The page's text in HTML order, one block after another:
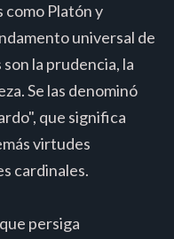
Platón y
universal de
la prudencia, la
Se las denominó
que significa
virtudes
cardinales.
persiga